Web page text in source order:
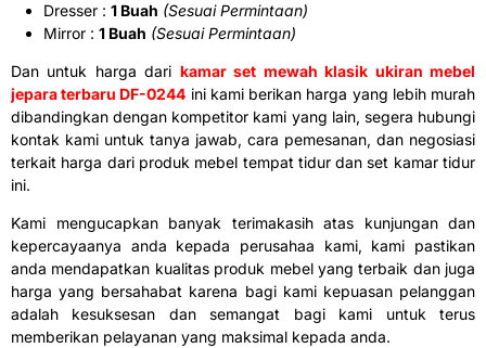
Dresser : 1 Buah (Sesuai Permintaan)
Mirror : 1 Buah (Sesuai Permintaan)
Dan untuk harga dari kamar set mewah klasik ukiran mebel
jepara terbaru DF-0244 ini kami berikan harga yang lebih murah
dibandingkan dengan kompetitor kami yang lain, segera hubungi
kontak kami untuk tanya jawab, cara pemesanan, dan negosiasi
terkait harga dari produk mebel tempat tidur dan set kamar tidur
ini.
Kami mengucapkan banyak terimakasih atas kunjungan dan
kepercayaanya anda kepada perusahaa kami, kami pastikan
anda mendapatkan kualitas produk mebel yang terbaik dan juga
harga yang bersahabat karena bagi kami kepuasan pelanggan
adalah kesuksesan dan semangat bagi kami untuk terus
memberikan pelayanan yang maksimal kepada anda.